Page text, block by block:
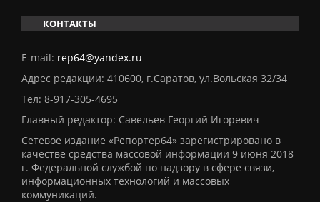
КОНТАКТЫ
E-mail: rep64@yandex.ru
Адрес редакции: 410600, г.Саратов, ул.Вольская 32/34
Тел: 8-917-305-4695
Главный редактор: Савельев Георгий Игоревич
Сетевое издание «Репортер64» зарегистрировано в
качестве средства массовой информации 9 июня 2018
г. Федеральной службой по надзору в сфере связи,
информационных технологий и массовых
коммуникаций.